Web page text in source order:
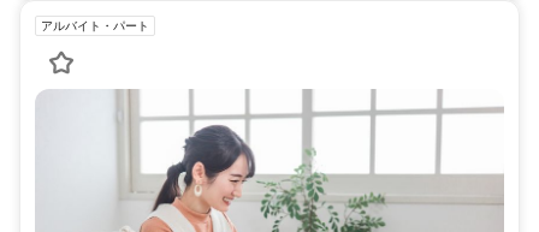
アルバイト・パート